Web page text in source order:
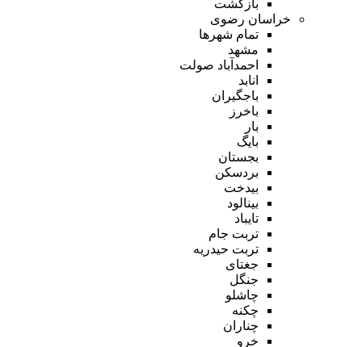
بازگشت
خراسان رضوی
تمام شهر‌ها
مشهد
احمدآباد صولت
انابد
باجگیران
باخرز
بار
بایگ
بجستان
بردسکن
بیدخت
بینالود
تایباد
تربت جام
تربت حیدریه
جغتای
جنگل
چاشلو
چکنه
چناران
خرو